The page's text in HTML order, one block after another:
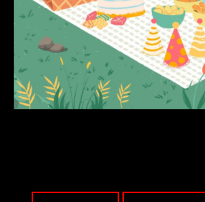
podmiotów trzecich lub firm
naszymi partnerami oraz
dostawców usług. Firmy te
charakterze pośredników
nasze treści w postaci
komunikatów mediów